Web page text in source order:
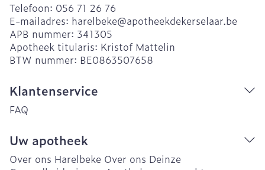
Telefoon: 056 71 26 76
E-mailadres: harelbeke@apotheekdekerselaar.be
APB nummer: 341305
Apotheek titularis: Kristof Mattelin
BTW nummer: BE0863507658
Klantenservice
FAQ
Uw apotheek
Over ons Harelbeke Over ons Deinze